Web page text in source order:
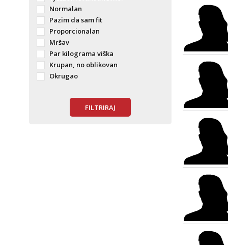
Normalan
Pazim da sam fit
Proporcionalan
Mršav
Par kilograma viška
Krupan, no oblikovan
Okrugao
FILTRIRAJ